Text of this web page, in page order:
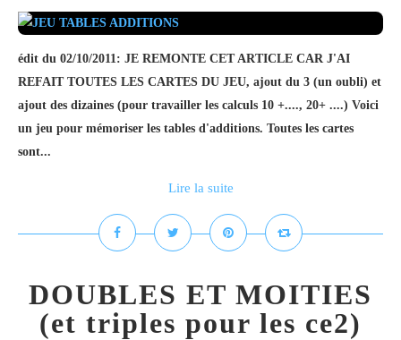
édit du 02/10/2011: JE REMONTE CET ARTICLE CAR J'AI
REFAIT TOUTES LES CARTES DU JEU, ajout du 3 (un oubli) et
ajout des dizaines (pour travailler les calculs 10 +...., 20+ ....) Voici
un jeu pour mémoriser les tables d'additions. Toutes les cartes
sont...
Lire la suite
DOUBLES ET MOITIES
(et triples pour les ce2)